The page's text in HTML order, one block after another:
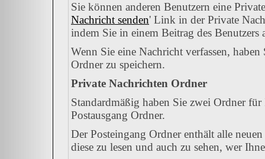
Sie können anderen Benutzern eine
Nachricht senden' Link in der Private
indem Sie in einem Beitrag des Benutzers
Wenn Sie eine Nachricht verfassen,
Ordner zu speichern.
Private Nachrichten Ordner
Standardmäßig haben Sie zwei Ordner
Postausgang Ordner.
Der Posteingang Ordner enthält alle
diese zu lesen und auch zu sehen, wer